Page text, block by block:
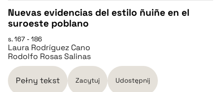
pobierz cytat
CZYSTY TEKST
pobierz cytat
Nuevas evidencias del estilo ñuiñe en el
suroeste poblano
s. 167 - 186
Laura Rodríguez Cano
Rodolfo Rosas Salinas
Pełny tekst Zacytuj Udostępnij